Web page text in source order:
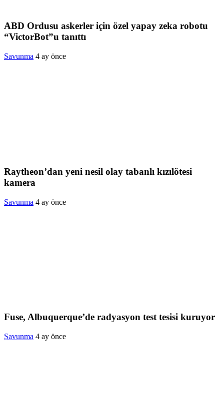
ABD Ordusu askerler için özel yapay zeka robotu
“VictorBot”u tanıttı
Savunma 4 ay önce
Raytheon’dan yeni nesil olay tabanlı kızılötesi
kamera
Savunma 4 ay önce
Fuse, Albuquerque’de radyasyon test tesisi kuruyor
Savunma 4 ay önce